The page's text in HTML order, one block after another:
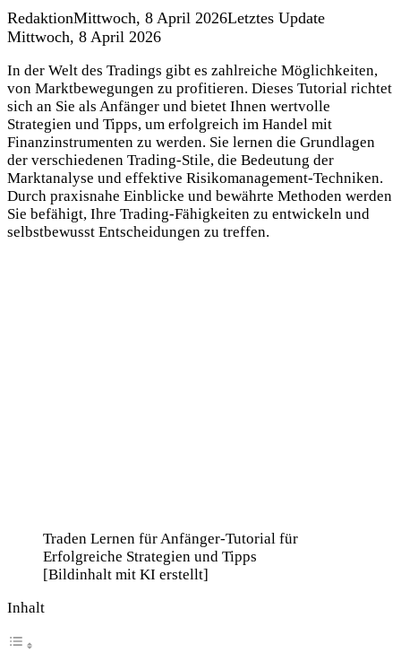
RedaktionMittwoch, 8 April 2026Letztes Update
Mittwoch, 8 April 2026
In der Welt des Tradings gibt es zahlreiche Möglichkeiten,
von Marktbewegungen zu profitieren. Dieses Tutorial richtet
sich an Sie als Anfänger und bietet Ihnen wertvolle
Strategien und Tipps, um erfolgreich im Handel mit
Finanzinstrumenten zu werden. Sie lernen die Grundlagen
der verschiedenen Trading-Stile, die Bedeutung der
Marktanalyse und effektive Risikomanagement-Techniken.
Durch praxisnahe Einblicke und bewährte Methoden werden
Sie befähigt, Ihre Trading-Fähigkeiten zu entwickeln und
selbstbewusst Entscheidungen zu treffen.
Traden Lernen für Anfänger-Tutorial für
Erfolgreiche Strategien und Tipps
[Bildinhalt mit KI erstellt]
Inhalt